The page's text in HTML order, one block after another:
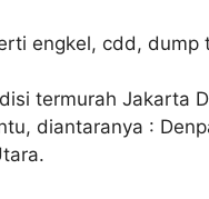
engkel, cdd, dump
termurah Jakarta
diantaranya :